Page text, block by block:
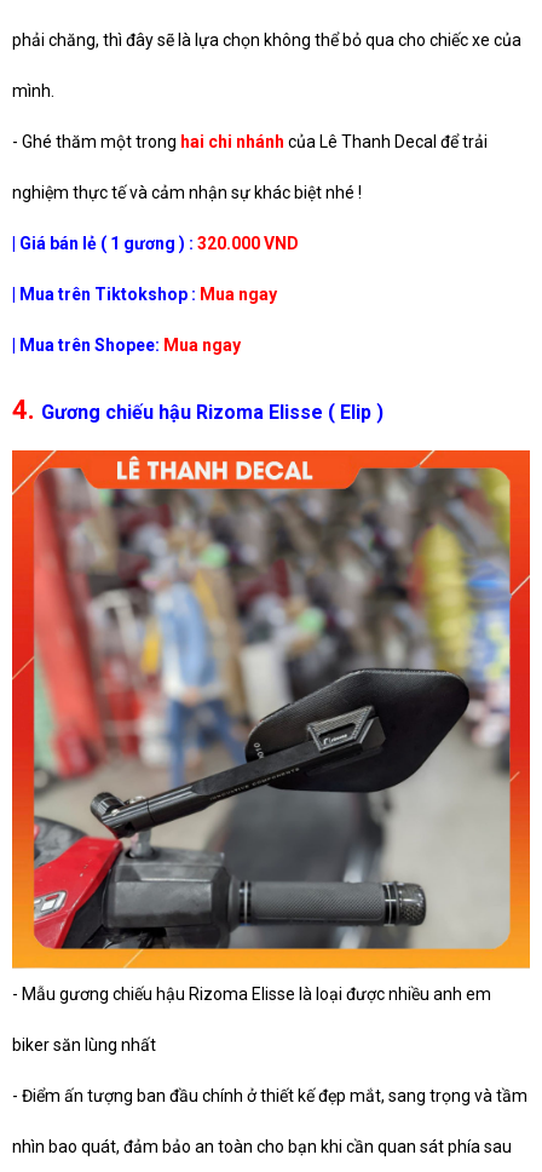
phải chăng, thì đây sẽ là lựa chọn không thể bỏ qua cho chiếc xe của
mình.
- Ghé thăm một trong hai chi nhánh của Lê Thanh Decal để trải
nghiệm thực tế và cảm nhận sự khác biệt nhé !
| Giá bán lẻ ( 1 gương ) : 320.000 VND
| Mua trên Tiktokshop : Mua ngay
| Mua trên Shopee: Mua ngay
4. Gương chiếu hậu Rizoma Elisse ( Elip )
- Mẫu gương chiếu hậu Rizoma Elisse là loại được nhiều anh em
biker săn lùng nhất
- Điểm ấn tượng ban đầu chính ở thiết kế đẹp mắt, sang trọng và tầm
nhìn bao quát, đảm bảo an toàn cho bạn khi cần quan sát phía sau